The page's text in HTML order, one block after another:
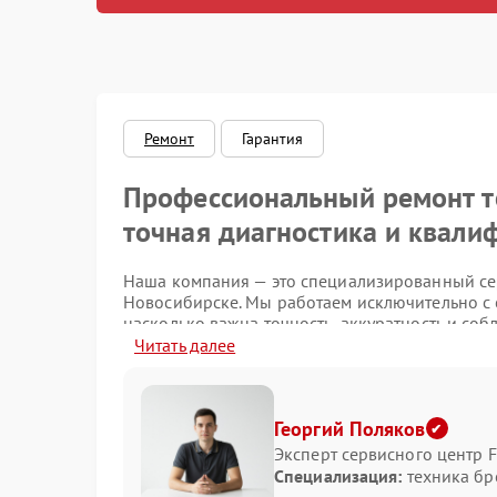
Ремонт Гарантия
Профессиональный ремонт
точная диагностика и
Наша компания — это специализированный
Новосибирске. Мы работаем исключительно
насколько важна точность, аккуратность и
восстановлении его работоспособности.
и надежность выполненных работ.
Основные неисправности,
Бытовая техника Miele отличается высокой
Читать далее
Георгий Поляков
Эксперт сервисного центр
Специализация: техника